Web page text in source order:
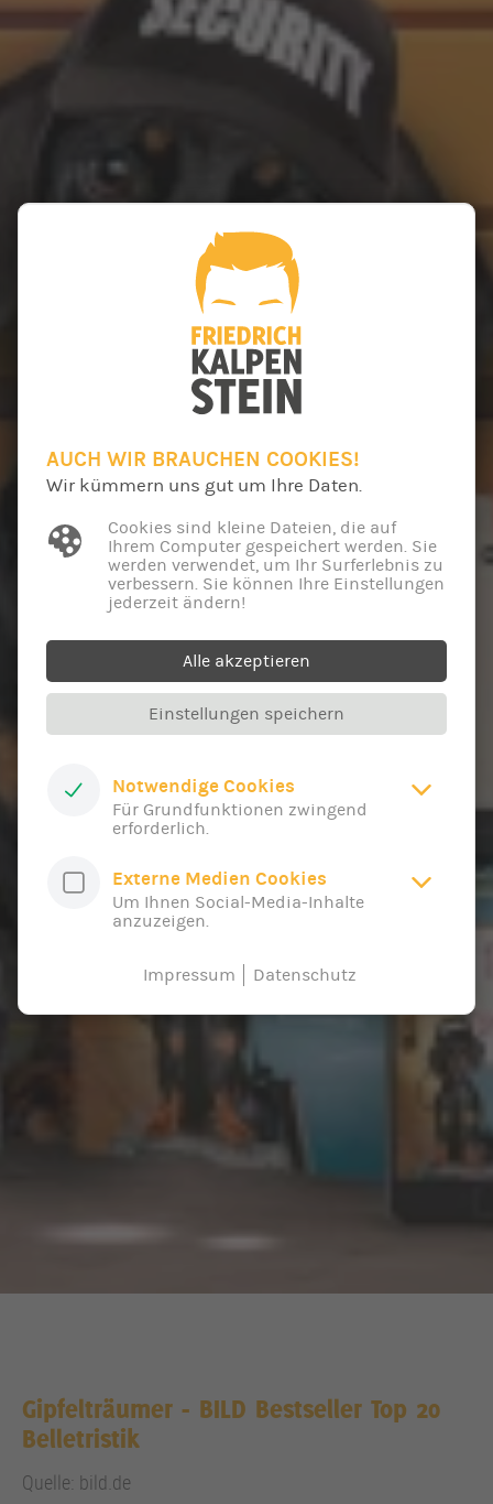
Gipfelträumer - BILD Bestseller Top 20
Belletristik
Quelle: bild.de
AUCH WIR BRAUCHEN COOKIES!
Wir kümmern uns gut um Ihre Daten.
Cookies sind kleine Dateien, die auf
Ihrem Computer gespeichert werden. Sie
werden verwendet, um Ihr Surferlebnis zu
verbessern. Sie können Ihre Einstellungen
jederzeit ändern!
Alle akzeptieren
Einstellungen speichern
Notwendige Cookies
Für Grundfunktionen zwingend
erforderlich.
Externe Medien Cookies
Um Ihnen Social-Media-Inhalte
anzuzeigen.
Impressum Datenschutz